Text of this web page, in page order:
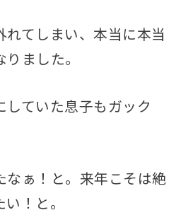
れてしまい、本当に本当
ました。
していた息子もガック
なぁ！と。来年こそは絶
い！と。